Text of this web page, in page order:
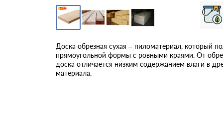
Доска обрезная сухая – пиломатериал, который
прямоугольной формы с ровными краями. От
доска отличается низким содержанием влаги в
материала.